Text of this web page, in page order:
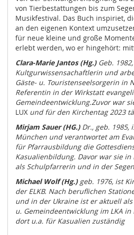
von Tierbestattungen bis zum
Musikfestival. Das Buch inspiriet,
an den eigenen Kontext
für neue kleine und große
erlebt werden, wo er hingehört:
Clara-Marie Jantos (Hg.) Geb.
Kultgurwissensachaftlerin und
Gäste- u. Touristenseelsorgerin in
Referentin in der Wirkstatt
Gemeindeentwicklung.Zuvor war
LUX und für den Kirchentag 2023
Mirjam Sauer (HG.)Dr., geb. 1985,
München und verantwortet am
für Pfarrausbildung die
Kasualienbildung. Davor war sie in
als Schulpfarrerin und in der
Michael Wolf (Hg.)geb. 1976, ist
der ELKB. Nach beruflichen
und in der Ukraine ist er aktuell
u. Gemeindeentwicklung im LKA
dort u.a. für Kasualien zuständig